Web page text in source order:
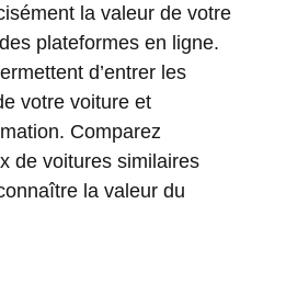
la valeur de votre
plateformes en ligne.
d’entrer les
votre voiture et
Comparez
de voitures similaires
la valeur du